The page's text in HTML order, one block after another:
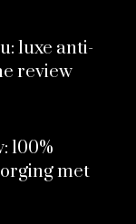
luxe anti-
review
100%
met